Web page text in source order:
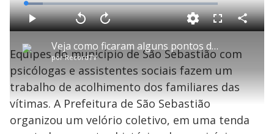
P
l
a
Veja como ficaram alguns pontos de São Sebastião após temporal
porRecordTV
P V
t
a
r
0
s
e
g
n
d
s
A
a
n
ç
a
1
0
s
e
u
n
d
o
s
L
o
a
d
e
.
8
4
%
F
e
e
C
o
Equipes do município de São Sebastião com
psicólogas e assistentes sociais fazem um
trabalho de acolhimento dos familiares das
vítimas. A Prefeitura de São Sebastião
organizou um velório coletivo, em uma tenda